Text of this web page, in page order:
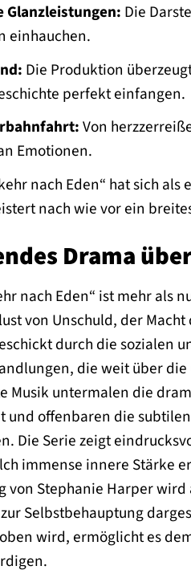
Glanzleistungen: Die
einhauchen.
Die Produktion
perfekt einfangen.
Von
Emotionen.
nach Eden“ hat sich
nach wie vor ein
Drama
nach Eden“ ist mehr
von Unschuld, der
durch die sozialen
die weit über
Musik untermalen die
und offenbaren die
Die Serie zeigt
immense innere Stärke
von Stephanie Harper
Selbstbehauptung
wird, ermöglicht es